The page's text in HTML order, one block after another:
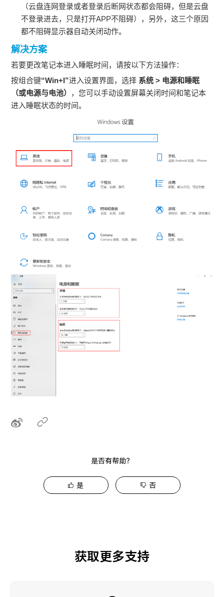
（云盘连网登录或者登录后断网状态都会阻碍，但是云盘
不登录进去，只是打开APP不阻碍），另外，这三个原因
都不阻碍显示器自动关闭动作。
解决方案
若要更改笔记本进入睡眠时间，请按以下方法操作：
按组合键“Win+I”进入设置界面，选择 系统 > 电源和睡眠
（或电源与电池） ，您可以手动设置屏幕关闭时间和笔记本
进入睡眠状态的时间。
是否有帮助？
是 否
获取更多支持